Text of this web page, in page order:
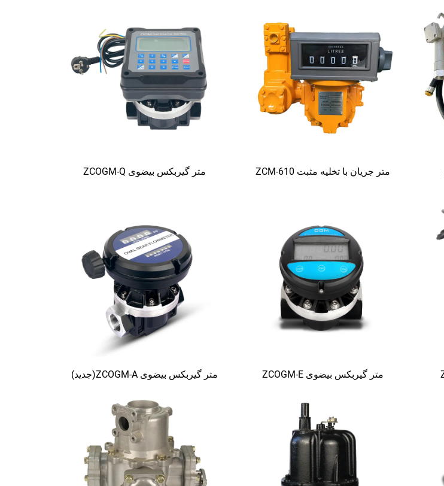
متر جریان با تخلیه مثبت ZCM-610 متر گیربکس بیضوی ZCOGM-Q
متر گیربکس بیضوی ZCOGM-E متر گیربکس بیضوی ZCOGM-A(جدید)